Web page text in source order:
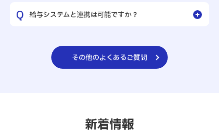
給与システムと連携は可能ですか？
その他のよくあるご質問
新着情報